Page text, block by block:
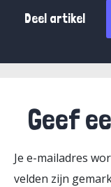
Deel artikel
Geef
Je e-mailadres
velden zijn